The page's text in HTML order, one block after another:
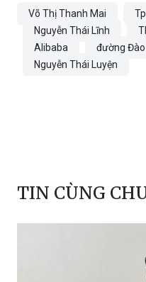
Alibaba
đường Đào
Nguyễn Thái Luyện